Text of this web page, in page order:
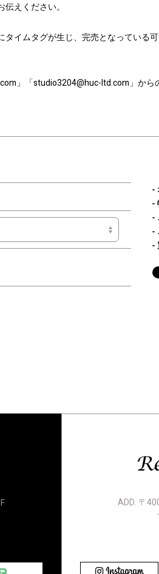
えください。
イムタグが生じ、完売となっている
」「studio3204@huc-ltd.com」から
ADD. 〒